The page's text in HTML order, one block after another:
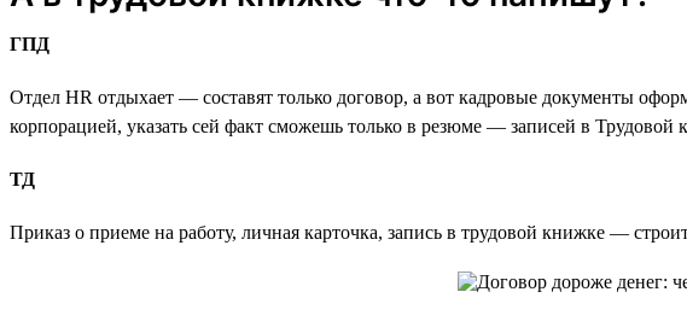
ГПД
Отдел HR отдыхает — составят только договор, а вот кадровые документы
корпорацией, указать сей факт сможешь только в резюме — записей в
ТД
Приказ о приеме на работу, личная карточка, запись в трудовой книжке —